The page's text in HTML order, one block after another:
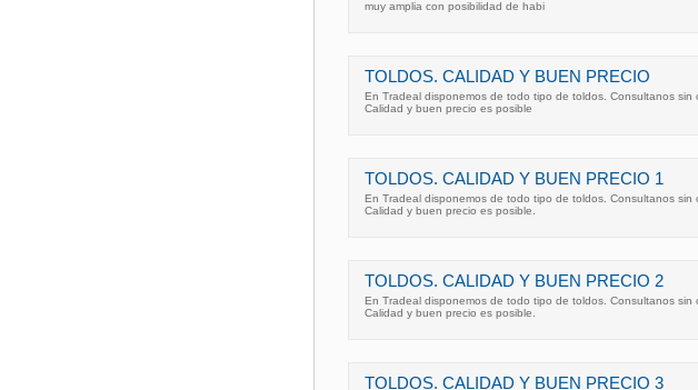
muy amplia con posibilidad de habi
TOLDOS. CALIDAD Y BUEN PRECIO
En Tradeal disponemos de todo tipo de toldos. Consultanos sin
Calidad y buen precio es posible
TOLDOS. CALIDAD Y BUEN PRECIO 1
En Tradeal disponemos de todo tipo de toldos. Consultanos sin
Calidad y buen precio es posible.
TOLDOS. CALIDAD Y BUEN PRECIO 2
En Tradeal disponemos de todo tipo de toldos. Consultanos sin
Calidad y buen precio es posible.
TOLDOS. CALIDAD Y BUEN PRECIO 3